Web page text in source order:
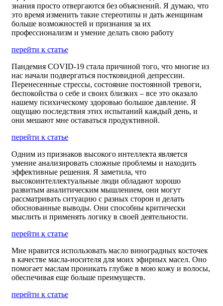
знания просто отвергаются без объяснений. Я думаю, что
это время изменить такие стереотипы и дать женщинам
больше возможностей и признания за их
профессионализм и умение делать свою работу
перейти к статье
Пандемия COVID-19 стала причиной того, что многие из
нас начали подвергаться постковидной депрессии.
Перенесенные стрессы, состояние постоянной тревоги,
беспокойства о себе и своих близких – все это оказало
нашему психическому здоровью большое давление. Я
ощущаю последствия этих испытаний каждый день, и
они мешают мне оставаться продуктивной.
перейти к статье
Одним из признаков высокого интеллекта является
умение анализировать сложные проблемы и находить
эффективные решения. Я заметила, что
высокоинтеллектуальные люди обладают хорошо
развитым аналитическим мышлением, они могут
рассматривать ситуацию с разных сторон и делать
обоснованные выводы. Они способны критически
мыслить и применять логику в своей деятельности.
перейти к статье
Мне нравится использовать масло виноградных косточек
в качестве масла-носителя для моих эфирных масел. Оно
помогает маслам проникать глубже в мою кожу и волосы,
обеспечивая еще больше преимуществ.
перейти к статье